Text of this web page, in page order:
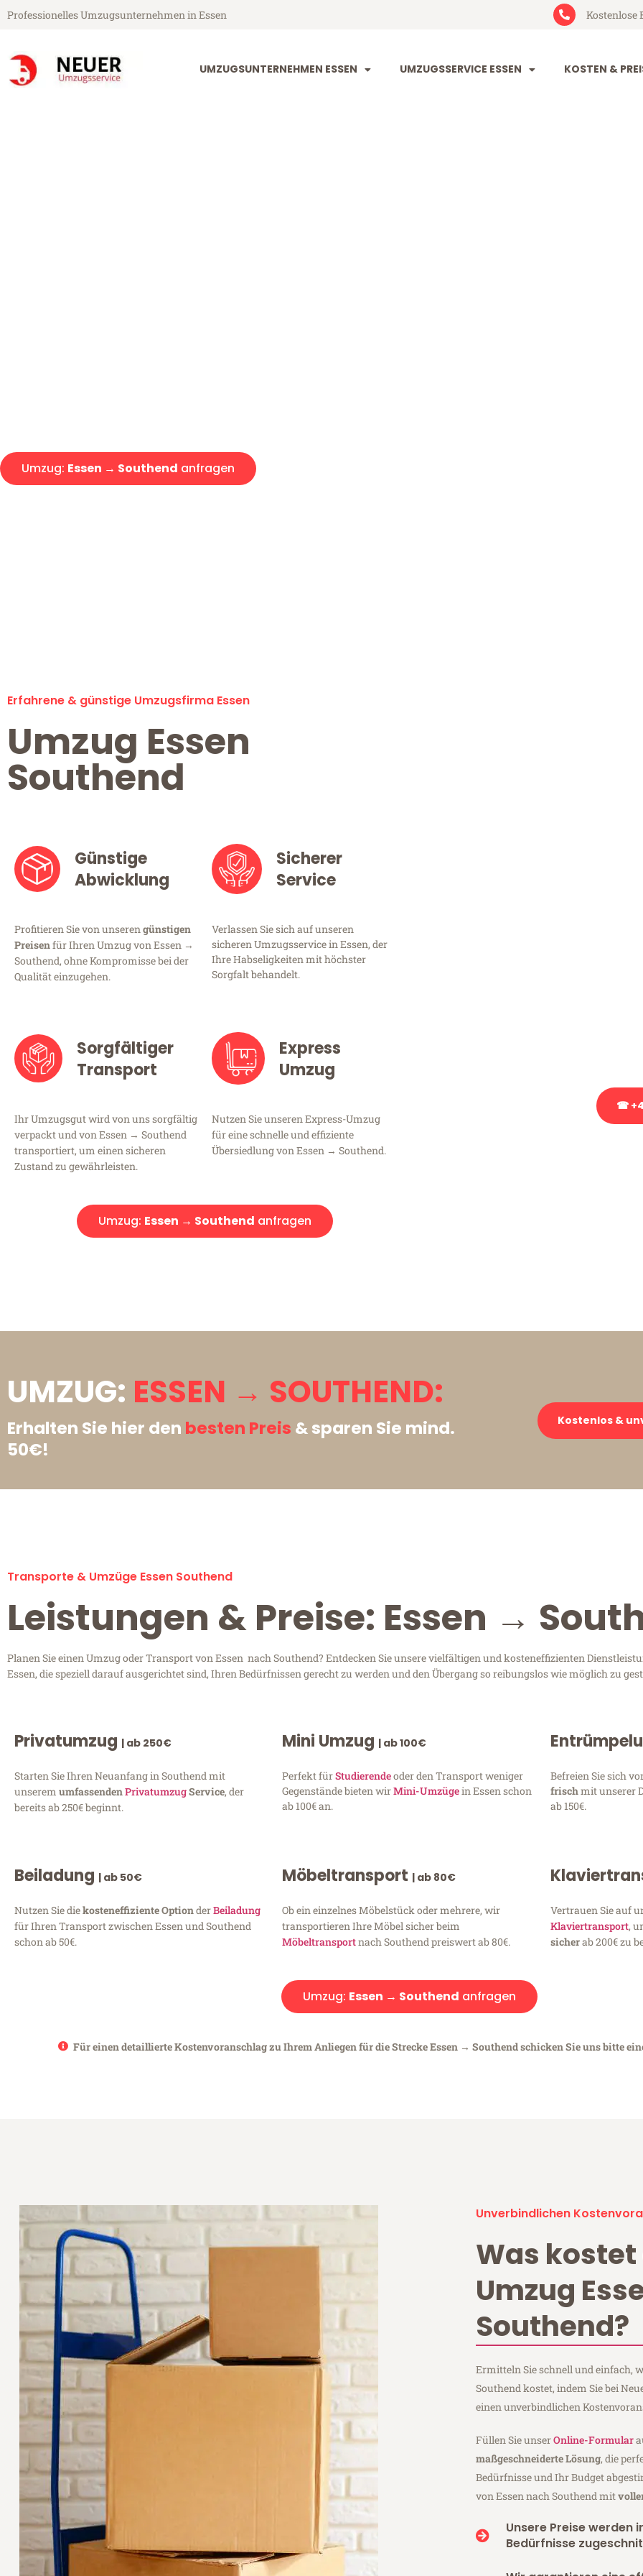
Professionelles Umzugsunternehmen in Essen Kostenlose
UMZUGSUNTERNEHMEN ESSEN UMZUGSSERVICE ESSEN KOSTEN &
Umzug: Essen → Southend anfragen
Erfahrene & günstige Umzugsfirma Essen
Umzug Essen
Southend
Günstige
Abwicklung
Profitieren Sie von unserengünstigen
Preisenfür Ihren Umzug von Essen →
Southend, ohne Kompromisse bei der
Qualität einzugehen.
Sicherer
Service
Verlassen Sie sich auf unseren
sicheren Umzugsservice in Essen, der
Ihre Habseligkeiten mit höchster
Sorgfalt behandelt.
Sorgfältiger
Transport
Ihr Umzugsgut wird von uns sorgfältig
verpackt und von Essen → Southend
transportiert, um einen sicheren
Zustand zu gewährleisten.
Express
Umzug
Nutzen Sie unseren Express-Umzug
für eine schnelle und effiziente
Übersiedlung von Essen → Southend.
Umzug: Essen → Southend anfragen
☎
UMZUG: ESSEN → SOUTHEND:
Erhalten Sie hier den besten Preis & sparen Sie mind.
50€!
Kostenlos &
Transporte & Umzüge Essen Southend
Leistungen & Preise: Essen →
Planen Sie einen Umzug oder Transport von Essen nach Southend? Entdecken Sie unsere vielfältigen und kosteneffizienten
Essen, die speziell darauf ausgerichtet sind, Ihren Bedürfnissen gerecht zu werden und den Übergang so reibungslos wie möglich zu
Privatumzug | ab 250€
Starten Sie Ihren Neuanfang in Southend mit
unserem umfassendenPrivatumzugService, der
bereits ab 250€ beginnt.
Mini Umzug | ab 100€
Perfekt fürStudierendeoder den Transport weniger
Gegenstände bieten wirMini-Umzügein Essen schon
ab 100€ an.
Befreien Sie sich
frischmit unserer
ab 150€.
Beiladung | ab 50€
Nutzen Sie diekosteneffiziente OptionderBeiladung
für Ihren Transport zwischen Essen und Southend
schon ab 50€.
Möbeltransport | ab 80€
Ob ein einzelnes Möbelstück oder mehrere, wir
transportieren Ihre Möbel sicher beim
Möbeltransportnach Southend preiswert ab 80€.
Vertrauen Sie auf
Klaviertransport,
sicherab 200€ zu
Umzug: Essen → Southend anfragen
Für einen detaillierte Kostenvoranschlag zu Ihrem Anliegen für die Strecke Essen → Southend schicken Sie uns bitte
Unverbindlichen
Was kostet
Umzug
Southend?
Ermitteln Sie schnell und einfach,
Southend kostet, indem Sie bei
einen unverbindlichen
Füllen Sie unserOnline-Formular
maßgeschneiderte Lösung, die
Bedürfnisse und Ihr Budget
von Essen nach Southend mit
Unsere Preise werden
Bedürfnisse